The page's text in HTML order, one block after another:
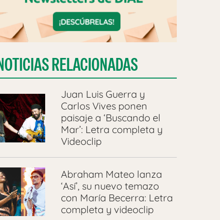
RELACIONADAS
Juan Luis Guerra y
Carlos Vives ponen
paisaje a ‘Buscando el
Mar’: Letra completa y
Videoclip
Abraham Mateo lanza
‘Así’, su nuevo temazo
con María Becerra: Letra
completa y videoclip